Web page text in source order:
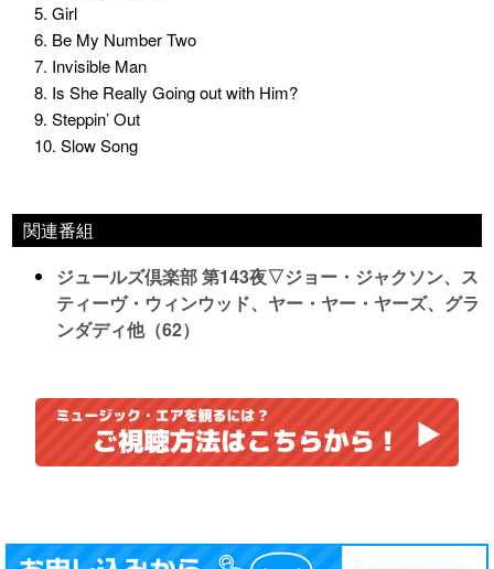
5. Girl
6. Be My Number Two
7. Invisible Man
8. Is She Really Going out with Him?
9. Steppin’ Out
10. Slow Song
関連番組
ジュールズ倶楽部 第143夜▽ジョー・ジャクソン、ス
ティーヴ・ウィンウッド、ヤー・ヤー・ヤーズ、グラ
ンダディ他（62）